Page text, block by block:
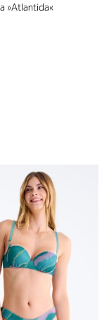
»Atlantida«
obseg. Šiviljski
hrbet v višini
prsi, v višini bradavic
prsmi. V razdelku 2.
katera globina
meri (A, B …) – iščite v
ga določili s